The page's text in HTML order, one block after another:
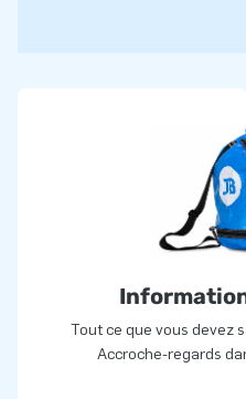
Tout ce que vous devez
Accroche-regards